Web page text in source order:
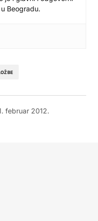
Beogradu.
februar 2012.